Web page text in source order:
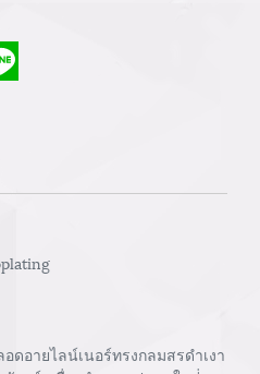
ดอายไลน์เนอร์ทรงกลมสรดำเงา